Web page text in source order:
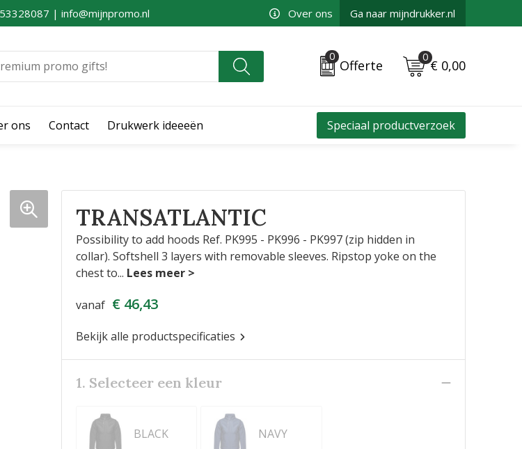
| info@mijnpromo.nl Over ons Ga naar mijndrukker.nl
0
Offerte
0
€ 0,00
ons Contact Drukwerk ideeeën Speciaal productverzoek
TRANSATLANTIC
Possibility to add hoods Ref. PK995 - PK996 - PK997 (zip hidden in
collar). Softshell 3 layers with removable sleeves. Ripstop yoke on the
chest to...
vanaf € 46,43
Bekijk alle productspecificaties
1. Selecteer een kleur
BLACK NAVY